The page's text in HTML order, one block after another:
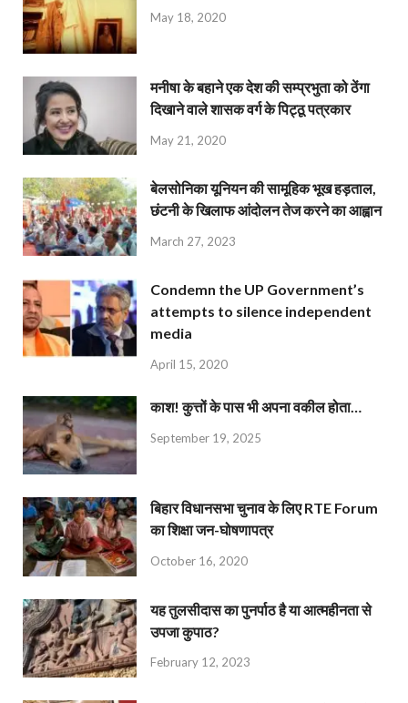
May 18, 2020
मनीषा के बहाने एक देश की सम्प्रभुता को ठेंगा
दिखाने वाले शासक वर्ग के पिट्ठू पत्रकार
May 21, 2020
बेलसोनिका यूनियन की सामूहिक भूख हड़ताल,
छंटनी के खिलाफ आंदोलन तेज करने का आह्वान
March 27, 2023
Condemn the UP Government’s
attempts to silence independent
media
April 15, 2020
काश! कुत्तों के पास भी अपना वकील होता…
September 19, 2025
बिहार विधानसभा चुनाव के लिए RTE Forum
का शिक्षा जन-घोषणापत्र
October 16, 2020
यह तुलसीदास का पुनर्पाठ है या आत्महीनता से
उपजा कुपाठ?
February 12, 2023